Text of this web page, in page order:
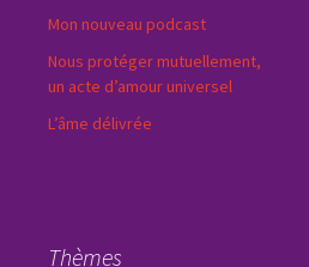
Mon nouveau podcast
Nous protéger mutuellement,
un acte d’amour universel
L’âme délivrée
Thèmes